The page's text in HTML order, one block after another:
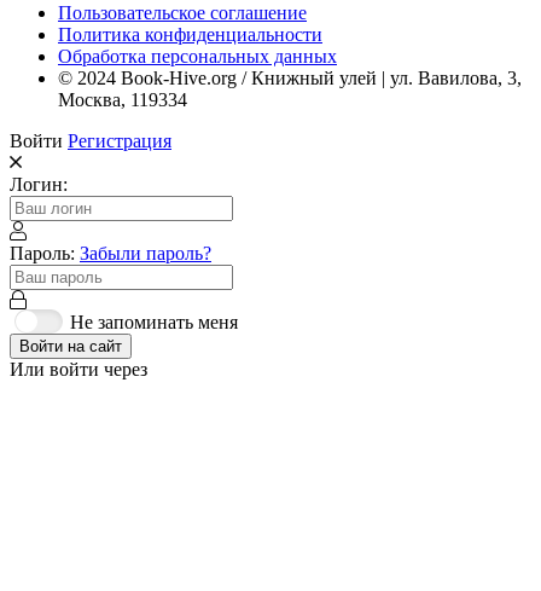
Пользовательское соглашение
Политика конфиденциальности
Обработка персональных данных
© 2024 Book-Hive.org / Книжный улей | ул. Вавилова, 3,
Москва, 119334
Войти Регистрация
Логин:
Пароль: Забыли пароль?
Не запоминать меня
Войти на сайт
Или войти через